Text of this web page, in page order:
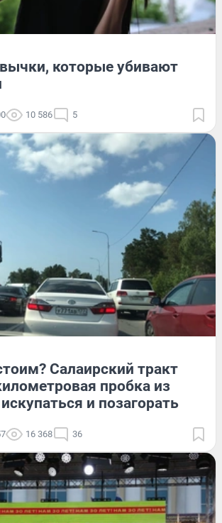
которые убивают
10 586 5
Салаирский тракт
пробка из
и позагорать
16 368 36